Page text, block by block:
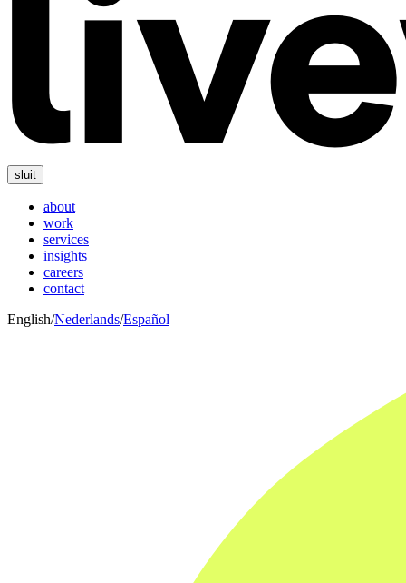
sluit
about
work
services
insights
careers
contact
English/Nederlands/Español